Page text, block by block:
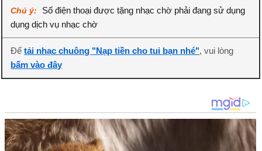
Chú ý:
Số điện thoại được tặng nhạc chờ phải đang sử dụng
dụng dịch vụ nhạc chờ
Đểtải nhạc chuông "Nạp tiền cho tui bạn nhé", vui lòng
bấm vào đây